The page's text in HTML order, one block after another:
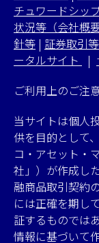
チュワードシッ
状況等（会社概要
針等 | 証券取引
ータルサイト
|
ご利用上のご注
当サイトは個人
供を目的として
コ・アセット・
社」）が作成し
融商品取引契約
には正確を期し
証するものでは
情報に基づいて